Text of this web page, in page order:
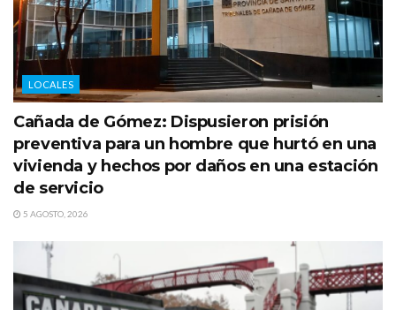
LOCALES
Cañada de Gómez: Dispusieron prisión
preventiva para un hombre que hurtó en una
vivienda y hechos por daños en una estación
de servicio
5 AGOSTO, 2026